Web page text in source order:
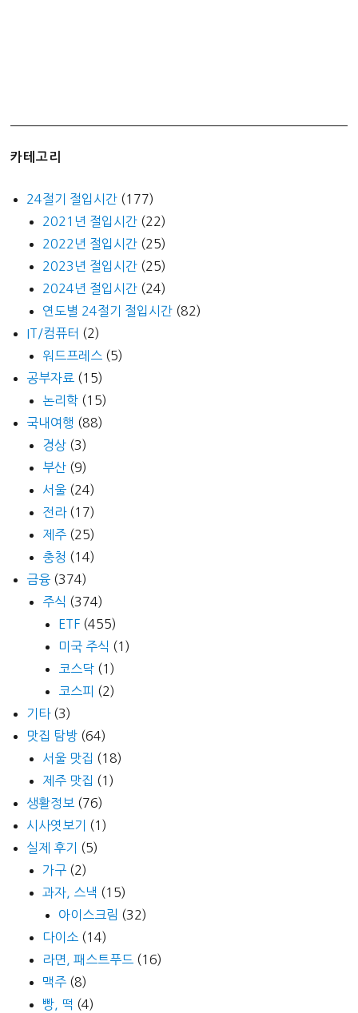
카테고리
24절기 절입시간 (177)
2021년 절입시간 (22)
2022년 절입시간 (25)
2023년 절입시간 (25)
2024년 절입시간 (24)
연도별 24절기 절입시간 (82)
IT/컴퓨터 (2)
워드프레스 (5)
공부자료 (15)
논리학 (15)
국내여행 (88)
경상 (3)
부산 (9)
서울 (24)
전라(17)
제주 (25)
충청 (14)
금융 (374)
주식 (374)
ETF (455)
미국 주식 (1)
코스닥 (1)
코스피 (2)
기타(3)
맛집 탐방 (64)
서울 맛집 (18)
제주 맛집 (1)
생활정보 (76)
시사엿보기
(1)
실제 후기
(5)
가구 (2)
과자, 스낵 (15)
아이스크림 (32)
다이소 (14)
라면, 패스트푸드 (16)
맥주 (8)
빵, 떡 (4)